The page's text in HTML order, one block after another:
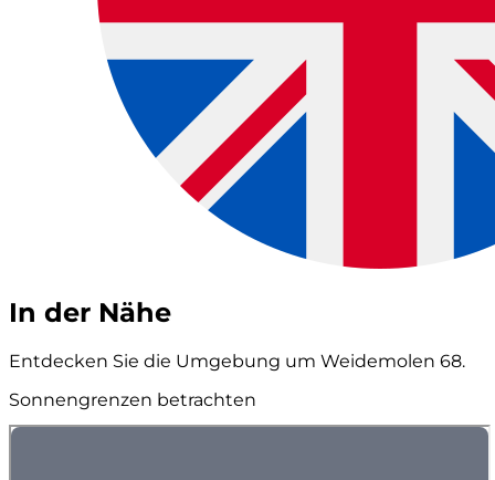
In der Nähe
Entdecken Sie die Umgebung um Weidemolen 68.
Sonnengrenzen betrachten